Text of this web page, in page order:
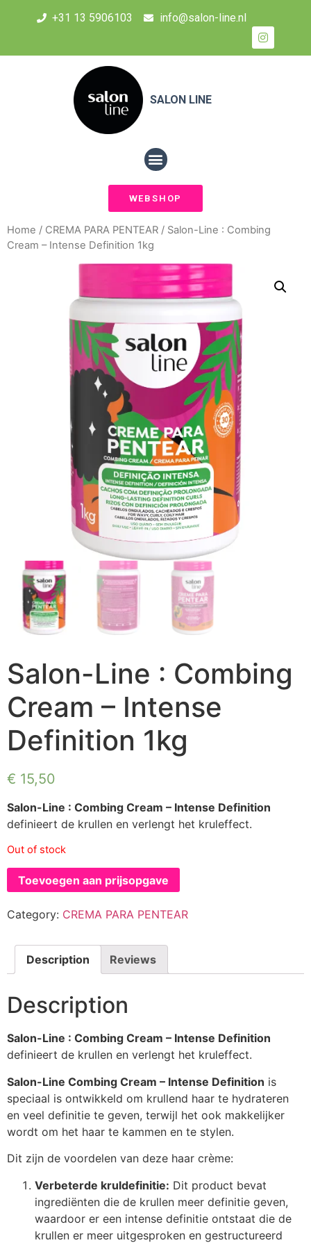
+31 13 5906103 info@salon-line.nl
SALON LINE
WEBSHOP
Home / CREMA PARA PENTEAR / Salon-Line : Combing
Cream – Intense Definition 1kg
Salon-Line : Combing
Cream – Intense
Definition 1kg
€ 15,50
Salon-Line : Combing Cream – Intense Definition
definieert de krullen en verlengt het kruleffect.
Out of stock
Toevoegen aan prijsopgave
Category: CREMA PARA PENTEAR
Description Reviews
Description
Salon-Line : Combing Cream – Intense Definition
definieert de krullen en verlengt het kruleffect.
Salon-Line Combing Cream – Intense Definition is
speciaal is ontwikkeld om krullend haar te hydrateren
en veel definitie te geven, terwijl het ook makkelijker
wordt om het haar te kammen en te stylen.
Dit zijn de voordelen van deze haar crème:
Verbeterde kruldefinitie: Dit product bevat
ingrediënten die de krullen meer definitie geven,
waardoor er een intense definitie ontstaat die de
krullen er meer uitgesproken en gestructureerd